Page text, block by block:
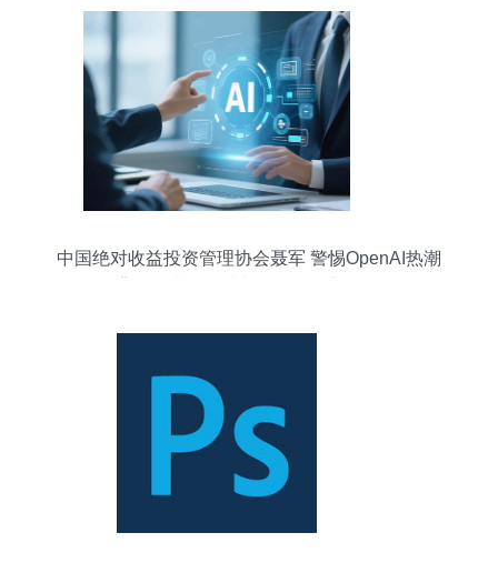
中国绝对收益投资管理协会聂军 警惕OpenAI热潮